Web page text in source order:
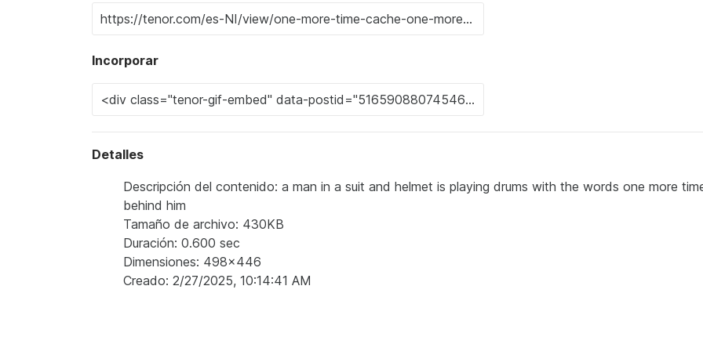
Incorporar
Detalles
Descripción del contenido: a man in a suit and helmet is playing drums with the words one more
behind him
Tamaño de archivo: 430KB
Duración: 0.600 sec
Dimensiones: 498x446
Creado: 2/27/2025, 10:14:41 AM